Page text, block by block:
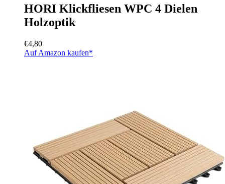
HORI Klickfliesen WPC 4 Dielen
Holzoptik
€4,80
Auf Amazon kaufen*